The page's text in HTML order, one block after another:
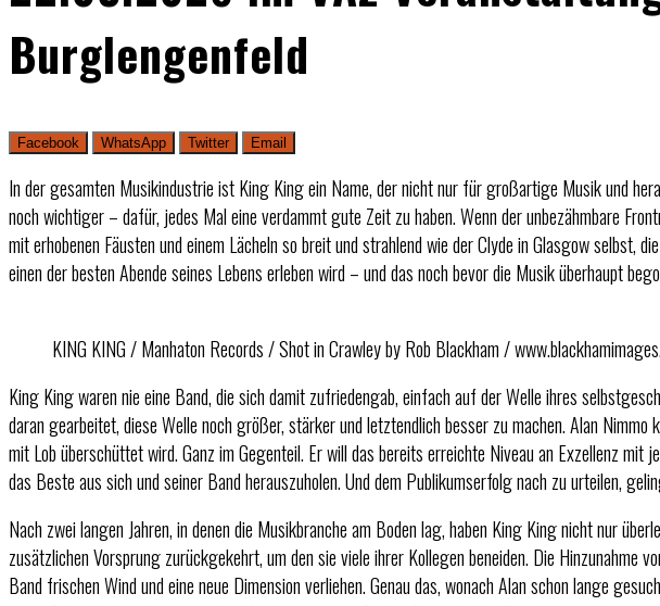
Burglengenfeld
Facebook WhatsApp Twitter Email
In der gesamten Musikindustrie ist King King ein Name, der nicht nur für großartige Musik und
noch wichtiger – dafür, jedes Mal eine verdammt gute Zeit zu haben. Wenn der unbezähmbare
mit erhobenen Fäusten und einem Lächeln so breit und strahlend wie der Clyde in Glasgow selbst,
einen der besten Abende seines Lebens erleben wird – und das noch bevor die Musik überhaupt
KING KING / Manhaton Records / Shot in Crawley by Rob Blackham /
King King waren nie eine Band, die sich damit zufriedengab, einfach auf der Welle ihres
daran gearbeitet, diese Welle noch größer, stärker und letztendlich besser zu machen. Alan
mit Lob überschüttet wird. Ganz im Gegenteil. Er will das bereits erreichte Niveau an Exzellenz
das Beste aus sich und seiner Band herauszuholen. Und dem Publikumserfolg nach zu urteilen,
Nach zwei langen Jahren, in denen die Musikbranche am Boden lag, haben King King nicht nur
zusätzlichen Vorsprung zurückgekehrt, um den sie viele ihrer Kollegen beneiden. Die Hinzunahme
Band frischen Wind und eine neue Dimension verliehen. Genau das, wonach Alan schon lange